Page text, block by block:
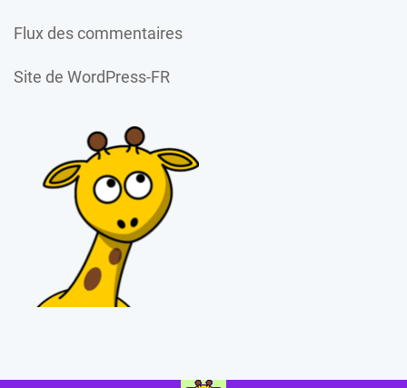
Flux des commentaires
Site de WordPress-FR